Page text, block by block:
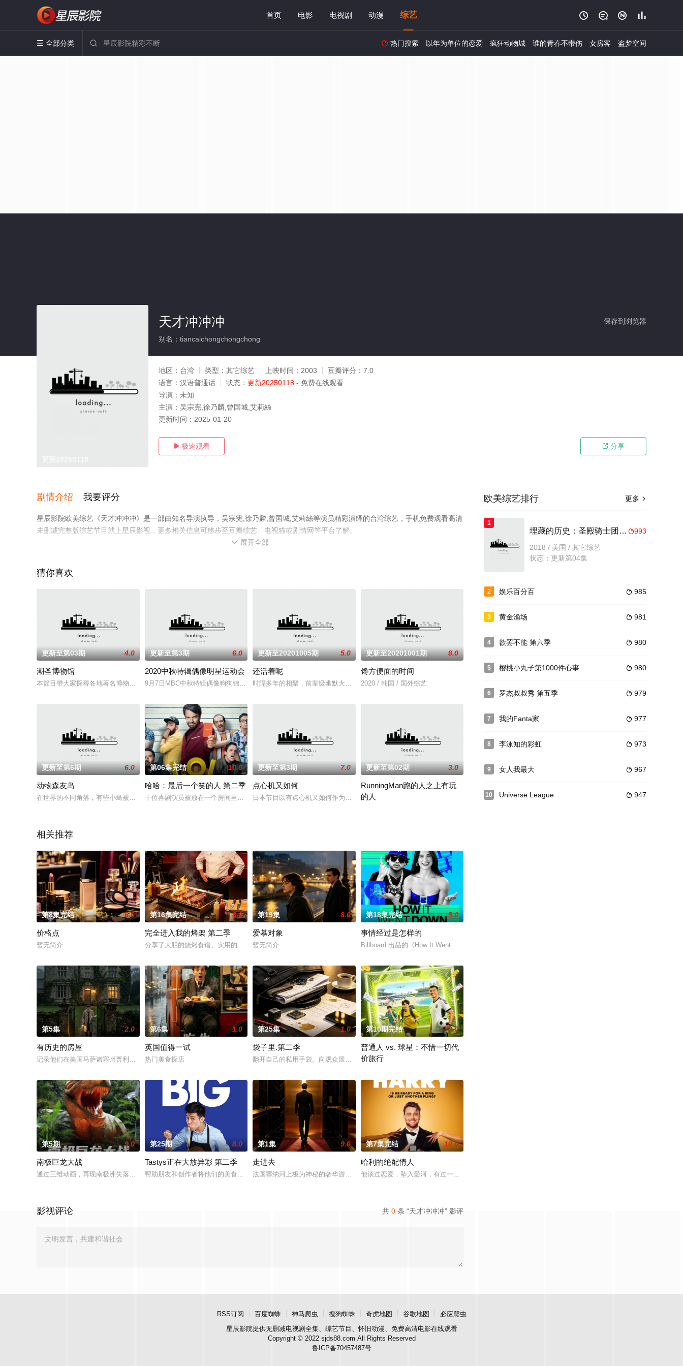
首页 电影 电视剧 动漫 综艺    
 全部分类   热门搜索 以年为单位的恋爱 疯狂动物城 谁的青春不带伤 女房客 盗梦空间
保存到浏览器
天才冲冲冲
别名：tiancaichongchongchong
地区： 台湾 类型： 其它综艺 上映时间： 2003 豆瓣评分： 7.0
语言： 汉语普通话 状态： 更新20250118 - 免费在线观看
导演： 未知
主演： 吴宗宪,徐乃麟,曾国城,艾莉絲
更新时间： 2025-01-20
 极速观看  分享
剧情介绍 我要评分
星辰影院欧美综艺《天才冲冲冲》是一部由知名导演执导，吴宗宪,徐乃麟,曾国城,艾莉絲等演员精彩演绎的台湾综艺，手机免费观看高清
未删减完整版综艺节目就上星辰影视，更多相关信息可移步至豆瓣综艺、电视猫或剧情网等平台了解。
 展开全部
猜你喜欢
更新至第03期 4.0
潮圣博物馆
本節目帶大家探尋各地著名博物館的前世今生。本集首先參觀維也納的藝術史博物館，館內收藏了數代哈布斯堡帝國統治者珍藏的
更新至第3期 6.0
2020中秋特辑偶像明星运动会
9月7日MBC中秋特辑偶像狗狗锦标赛方面表示，全炫茂和Red Velvet的JOY被选为MC，将转播偶像牵犬手和宠
更新至20201005期 5.0
还活着呢
时隔多年的相聚，前辈级幽默大放送；欣赏大前辈们的Vlog，惊喜连连；创意频出,前后辈们燃烧起来的热情。究竟PD们会
更新至20201001期 8.0
馋方便面的时间
2020 / 韩国 / 国外综艺
更新至第6期 6.0
动物森友岛
在世界的不同角落，有些小島被某些動物盤踞，成了動物王國！主持陳國麟(Doniven)、黃嘉雯(Carmaney)前
第06集完结 10.0
哈哈：最后一个笑的人 第二季
十位喜剧演员被放在一个房间里，进行一场毫无保留的智力、笑话、即兴和肢体喜剧的较量；目标是成为房间里最后一个笑的人，
更新至第3期 7.0
点心机又如何
日本节目以有点心机又如何作为主题，邀请5位颇有心得的女生，分享12招联谊活动心机动作。
更新至第02期 3.0
RunningMan跑的人之上有玩
的人
相关推荐
第8集完结 6.0
价格点
暂无简介
第16集完结 8.0
完全进入我的烤架 第二季
分享了大胆的烧烤食谱、实用的烹饪技巧和专业的烧烤建议，帮助家庭厨师提升烧烤信心
第19集 8.0
爱慕对象
暂无简介
第18集完结 5.0
事情经过是怎样的
Billboard 出品的《How It Went Down》带您走进音乐界最热门歌曲的幕后，由艺人亲自讲述。
第5集 2.0
有历史的房屋
记录他们在美国马萨诸塞州普利茅斯及周边地区修复长达数百年历史的老宅、重现当地历史与精湛工艺的过程
第6集 1.0
英国值得一试
热门美食探店
第25集 1.0
袋子里.第二季
翻开自己的私用手袋。向观众展示并分享她们包包里必不可少、甚至意想不到的随身私物，展现镜头下最真实、亲密的生活细节
第10期完结 2.0
普通人 vs. 球星：不惜一切代
价旅行
第5期 9.0
南极巨龙大战
通过三维动画，再现南极洲失落的史前世界。借助最新的南极科考任务，踏上长达3亿年的发现之旅，了解恐龙和大森林曾经是怎
第25期 8.0
Tastys正在大放异彩 第二季
帮助朋友和创作者将他们的美食梦想变成现实
第1集 9.0
走进去
法国塞纳河上极为神秘的奢华游轮旅行
第7集完结 10.0
哈利的绝配情人
他谈过恋爱，坠入爱河，有过一夜情，也分过婚。他甚至用糖果戒指求过婚。但现在，在新节目《让我们嫁给
共 0 条 “天才冲冲冲” 影评
影视评论
更多 
欧美综艺排行
1
993
埋藏的历史：圣殿骑士团和圣杯
2018 / 美国 / 其它综艺
状态：更新第04集
2  985
娱乐百分百
3  981
黄金渔场
4  980
欲罢不能 第六季
5  980
樱桃小丸子第1000件心事
6  979
罗杰叔叔秀 第五季
7  977
我的Fanta家
8  973
李泳知的彩虹
9  967
女人我最大
10  947
Universe League
RSS订阅 百度蜘蛛 神马爬虫 搜狗蜘蛛 奇虎地图 谷歌地图
必应爬虫
星辰影院提供无删减电视剧全集、综艺节目、怀旧动漫、免费高清电影在线观看
Copyright © 2022 sjds88.com All Rights Reserved
鲁ICP备70457487号